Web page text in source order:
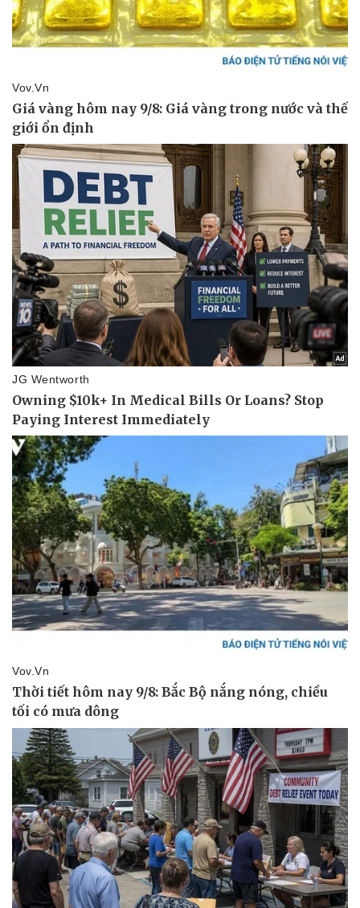
Thể thao
Bóng đá
Lịch thi đấu bóng đá
Thế giới thể thao
eSports
Hậu trường
Ô tô
Tư vấn